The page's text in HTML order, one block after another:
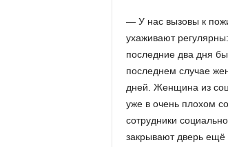
— У нас вызовы к
ухаживают
последние два дня
последнем случае
дней. Женщина из
уже в очень плохом
сотрудники
закрывают дверь ещё